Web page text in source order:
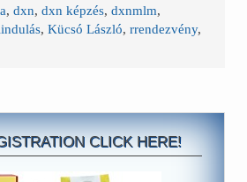
,dxn,dxn képzés,dxnmlm,
,Kücsó László,rrendezvény,
CLICK HERE!